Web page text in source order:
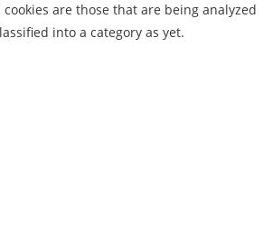
are those that are being analyzed
into a category as yet.